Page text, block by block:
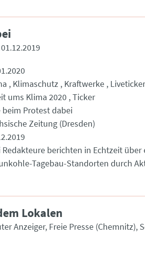
01.12.2019
Klimaschutz Kraftwerke Liveticker
ums Klima 2020 Ticker
beim Protest dabei
Zeitung (Dresden)
Redakteure berichten in Echtzeit
Tagebau-Standorten durch
Lokalen
Anzeiger, Freie Presse (Chemnitz),